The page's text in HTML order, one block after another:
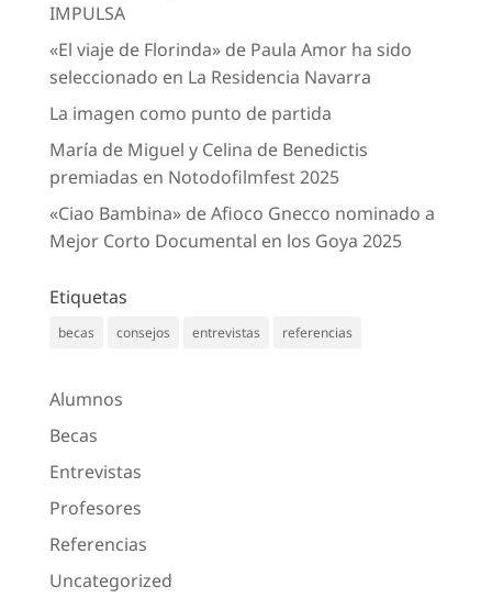
IMPULSA
«El viaje de Florinda» de Paula Amor ha sido
seleccionado en La Residencia Navarra
La imagen como punto de partida
María de Miguel y Celina de Benedictis
premiadas en Notodofilmfest 2025
«Ciao Bambina» de Afioco Gnecco nominado a
Mejor Corto Documental en los Goya 2025
Etiquetas
becas consejos entrevistas referencias
Alumnos
Becas
Entrevistas
Profesores
Referencias
Uncategorized